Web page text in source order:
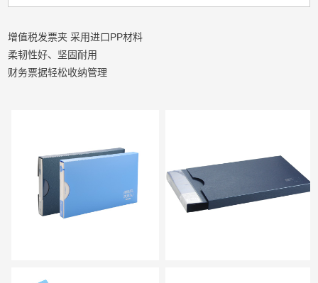
增值税发票夹 采用进口PP材料
柔韧性好、坚固耐用
财务票据轻松收纳管理